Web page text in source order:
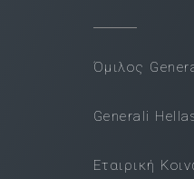
Όμιλος
Generali
Εταιρική